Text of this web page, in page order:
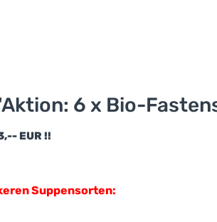
6 x Bio-
EUR !!
Suppensorten: